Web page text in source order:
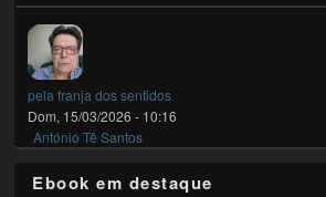
pela franja dos sentidos
Dom, 15/03/2026 - 10:16
António Tê Santos
Ebook em destaque